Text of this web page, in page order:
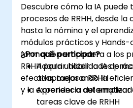
Descubre cómo la IA
procesos de RRHH, desde
hasta la nómina y el
módulos prácticos y Hands-
formación empodera a los
RRHH para utilizar la IA de
efectiva, mejorando la
y la experiencia del
¿Por qué participar?
Adquirir habilidades
adaptadas a RRHH
Aprender a
tareas clave de RRHH